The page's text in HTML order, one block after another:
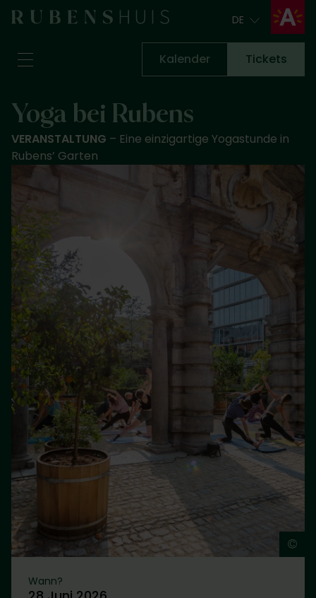
DE
Besuch
Sehen & Unternehmen
Umbauarbeiten
Geschichten
Sammlung & Forschung
Fragen & Antworten
Unterstützen Sie uns
Kalender
Tickets
Kalender Tickets
Yoga bei Rubens
VERANSTALTUNG
Eine einzigartige Yogastunde in
Rubens’ Garten
Wann?
©